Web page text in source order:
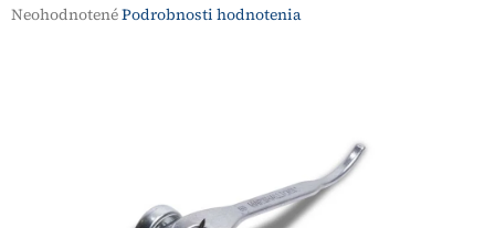
Priemerné
NeohodnotenéPodrobnosti hodnotenia